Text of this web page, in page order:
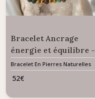
Bracelet Ancrage
énergie et équilibre -
Perles Jaspe Feuille
d’Argent
Bracelet En Pierres Naturelles
52€